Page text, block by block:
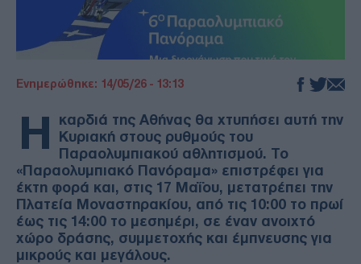
Ενημερώθηκε: 14/05/26 - 13:13
Η
καρδιά της Αθήνας θα χτυπήσει αυτή την
Κυριακή στους ρυθμούς του
Παραολυμπιακού αθλητισμού. Το
«Παραολυμπιακό Πανόραμα» επιστρέφει για
έκτη φορά και, στις 17 Μαΐου, μετατρέπει την
Πλατεία Μοναστηρακίου, από τις 10:00 το πρωί
έως τις 14:00 το μεσημέρι, σε έναν ανοιχτό
χώρο δράσης, συμμετοχής και έμπνευσης για
μικρούς και μεγάλους.